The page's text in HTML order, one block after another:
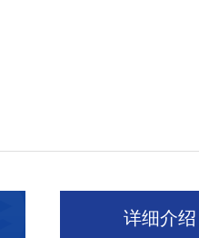
详细介绍